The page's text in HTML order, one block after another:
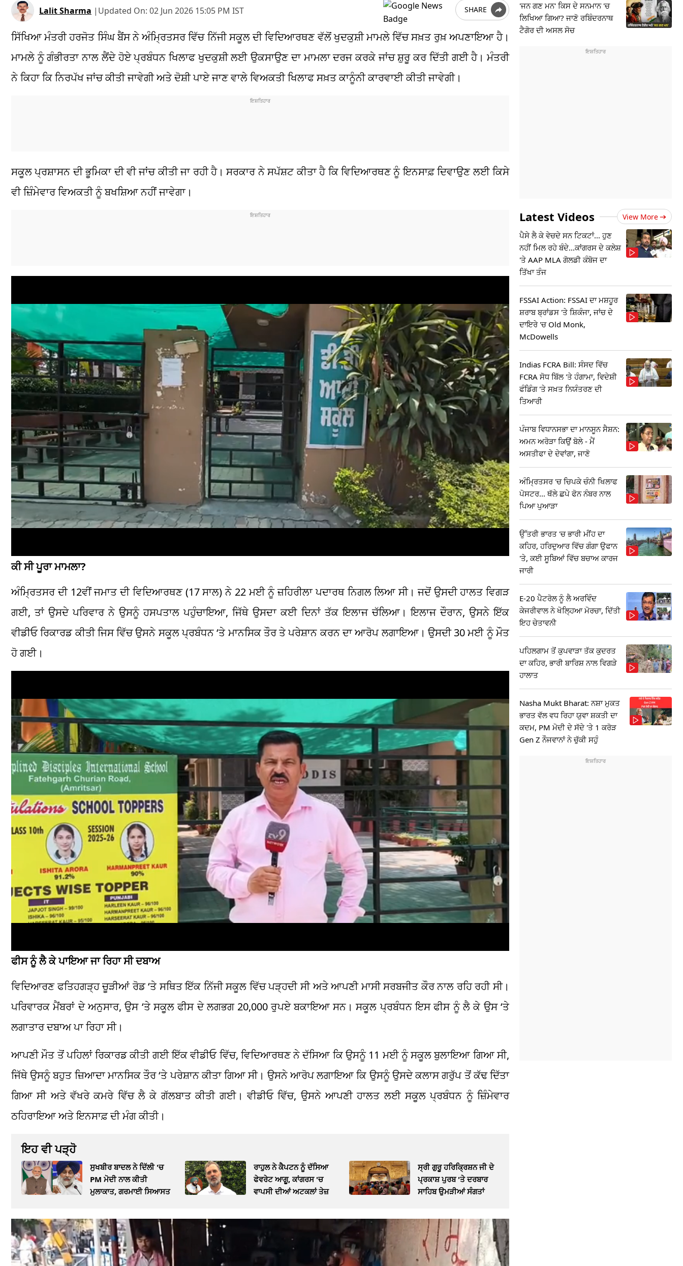
Lalit Sharma | Updated On: 02 Jun 2026 15:05 PM IST SHARE
ਸਿੱਖਿਆ ਮੰਤਰੀ ਹਰਜੋਤ ਸਿੰਘ ਬੈਂਸ ਨੇ ਅੰਮ੍ਰਿਤਸਰ ਵਿੱਚ ਨਿੱਜੀ ਸਕੂਲ ਦੀ ਵਿਦਿਆਰਥਣ ਵੱਲੋਂ ਖੁਦਕੁਸ਼ੀ ਮਾਮਲੇ ਵਿੱਚ ਸਖ਼ਤ ਰੁਖ਼ ਅਪਣਾਇਆ ਹੈ।
ਮਾਮਲੇ ਨੂੰ ਗੰਭੀਰਤਾ ਨਾਲ ਲੈਂਦੇ ਹੋਏ ਪ੍ਰਬੰਧਨ ਖਿਲਾਫ ਖੁਦਕੁਸ਼ੀ ਲਈ ਉਕਸਾਉਣ ਦਾ ਮਾਮਲਾ ਦਰਜ ਕਰਕੇ ਜਾਂਚ ਸ਼ੁਰੂ ਕਰ ਦਿੱਤੀ ਗਈ ਹੈ। ਮੰਤਰੀ
ਨੇ ਕਿਹਾ ਕਿ ਨਿਰਪੱਖ ਜਾਂਚ ਕੀਤੀ ਜਾਵੇਗੀ ਅਤੇ ਦੋਸ਼ੀ ਪਾਏ ਜਾਣ ਵਾਲੇ ਵਿਅਕਤੀ ਖਿਲਾਫ ਸਖ਼ਤ ਕਾਨੂੰਨੀ ਕਾਰਵਾਈ ਕੀਤੀ ਜਾਵੇਗੀ।
ਸਕੂਲ ਪ੍ਰਸ਼ਾਸਨ ਦੀ ਭੂਮਿਕਾ ਦੀ ਵੀ ਜਾਂਚ ਕੀਤੀ ਜਾ ਰਹੀ ਹੈ। ਸਰਕਾਰ ਨੇ ਸਪੱਸ਼ਟ ਕੀਤਾ ਹੈ ਕਿ ਵਿਦਿਆਰਥਣ ਨੂੰ ਇਨਸਾਫ਼ ਦਿਵਾਉਣ ਲਈ ਕਿਸੇ
ਵੀ ਜ਼ਿੰਮੇਵਾਰ ਵਿਅਕਤੀ ਨੂੰ ਬਖਸ਼ਿਆ ਨਹੀਂ ਜਾਵੇਗਾ।
ਕੀ ਸੀ ਪੂਰਾ ਮਾਮਲਾ?
ਅੰਮ੍ਰਿਤਸਰ ਦੀ 12ਵੀਂ ਜਮਾਤ ਦੀ ਵਿਦਿਆਰਥਣ (17 ਸਾਲ) ਨੇ 22 ਮਈ ਨੂੰ ਜ਼ਹਿਰੀਲਾ ਪਦਾਰਥ ਨਿਗਲ ਲਿਆ ਸੀ। ਜਦੋਂ ਉਸਦੀ ਹਾਲਤ ਵਿਗੜ
ਗਈ, ਤਾਂ ਉਸਦੇ ਪਰਿਵਾਰ ਨੇ ਉਸਨੂੰ ਹਸਪਤਾਲ ਪਹੁੰਚਾਇਆ, ਜਿੱਥੇ ਉਸਦਾ ਕਈ ਦਿਨਾਂ ਤੱਕ ਇਲਾਜ ਚੱਲਿਆ। ਇਲਾਜ ਦੌਰਾਨ, ਉਸਨੇ ਇੱਕ
ਵੀਡੀਓ ਰਿਕਾਰਡ ਕੀਤੀ ਜਿਸ ਵਿੱਚ ਉਸਨੇ ਸਕੂਲ ਪ੍ਰਬੰਧਨ ‘ਤੇ ਮਾਨਸਿਕ ਤੌਰ ਤੇ ਪਰੇਸ਼ਾਨ ਕਰਨ ਦਾ ਆਰੋਪ ਲਗਾਇਆ। ਉਸਦੀ 30 ਮਈ ਨੂੰ ਮੌਤ
ਹੋ ਗਈ।
ਫੀਸ ਨੂੰ ਲੈ ਕੇ ਪਾਇਆ ਜਾ ਰਿਹਾ ਸੀ ਦਬਾਅ
ਵਿਦਿਆਰਣ ਫਤਿਹਗੜ੍ਹ ਚੂੜੀਆਂ ਰੋਡ ‘ਤੇ ਸਥਿਤ ਇੱਕ ਨਿੱਜੀ ਸਕੂਲ ਵਿੱਚ ਪੜ੍ਹਦੀ ਸੀ ਅਤੇ ਆਪਣੀ ਮਾਸੀ ਸਰਬਜੀਤ ਕੌਰ ਨਾਲ ਰਹਿ ਰਹੀ ਸੀ।
ਪਰਿਵਾਰਕ ਮੈਂਬਰਾਂ ਦੇ ਅਨੁਸਾਰ, ਉਸ ‘ਤੇ ਸਕੂਲ ਫੀਸ ਦੇ ਲਗਭਗ 20,000 ਰੁਪਏ ਬਕਾਇਆ ਸਨ। ਸਕੂਲ ਪ੍ਰਬੰਧਨ ਇਸ ਫੀਸ ਨੂੰ ਲੈ ਕੇ ਉਸ ‘ਤੇ
ਲਗਾਤਾਰ ਦਬਾਅ ਪਾ ਰਿਹਾ ਸੀ।
ਆਪਣੀ ਮੌਤ ਤੋਂ ਪਹਿਲਾਂ ਰਿਕਾਰਡ ਕੀਤੀ ਗਈ ਇੱਕ ਵੀਡੀਓ ਵਿੱਚ, ਵਿਦਿਆਰਥਣ ਨੇ ਦੱਸਿਆ ਕਿ ਉਸਨੂੰ 11 ਮਈ ਨੂੰ ਸਕੂਲ ਬੁਲਾਇਆ ਗਿਆ ਸੀ,
ਜਿੱਥੇ ਉਸਨੂੰ ਬਹੁਤ ਜ਼ਿਆਦਾ ਮਾਨਸਿਕ ਤੌਰ ‘ਤੇ ਪਰੇਸ਼ਾਨ ਕੀਤਾ ਗਿਆ ਸੀ। ਉਸਨੇ ਆਰੋਪ ਲਗਾਇਆ ਕਿ ਉਸਨੂੰ ਉਸਦੇ ਕਲਾਸ ਗਰੁੱਪ ਤੋਂ ਕੱਢ ਦਿੱਤਾ
ਗਿਆ ਸੀ ਅਤੇ ਵੱਖਰੇ ਕਮਰੇ ਵਿੱਚ ਲੈ ਕੇ ਗੱਲਬਾਤ ਕੀਤੀ ਗਈ। ਵੀਡੀਓ ਵਿੱਚ, ਉਸਨੇ ਆਪਣੀ ਹਾਲਤ ਲਈ ਸਕੂਲ ਪ੍ਰਬੰਧਨ ਨੂੰ ਜ਼ਿੰਮੇਵਾਰ
ਠਹਿਰਾਇਆ ਅਤੇ ਇਨਸਾਫ਼ ਦੀ ਮੰਗ ਕੀਤੀ।
ਇਹ ਵੀ ਪੜ੍ਹੋ
ਸੁਖਬੀਰ ਬਾਦਲ ਨੇ ਦਿੱਲੀ 'ਚ
PM ਮੋਦੀ ਨਾਲ ਕੀਤੀ
ਮੁਲਾਕਾਤ, ਗਰਮਾਈ ਸਿਆਸਤ
ਰਾਹੁਲ ਨੇ ਕੈਪਟਨ ਨੂੰ ਦੱਸਿਆ
ਫੇਵਰੇਟ ਆਗੂ, ਕਾਂਗਰਸ 'ਚ
ਵਾਪਸੀ ਦੀਆਂ ਅਟਕਲਾਂ ਤੇਜ਼
ਸ੍ਰੀ ਗੁਰੂ ਹਰਿਕ੍ਰਿਸ਼ਨ ਜੀ ਦੇ
ਪ੍ਰਕਾਸ਼ ਪੁਰਬ 'ਤੇ ਦਰਬਾਰ
ਸਾਹਿਬ ਉਮੜੀਆਂ ਸੰਗਤਾਂ
'ਜਨ ਗਣ ਮਨ' ਕਿਸ ਦੇ ਸਨਮਾਨ 'ਚ
ਲਿਖਿਆ ਗਿਆ? ਜਾਣੋ ਰਬਿੰਦਰਨਾਥ
ਟੈਗੋਰ ਦੀ ਅਸਲ ਸੋਚ
Latest Videos View More
ਪੈਸੇ ਲੈ ਕੇ ਵੇਚਦੇ ਸਨ ਟਿਕਟਾਂ... ਹੁਣ
ਨਹੀਂ ਮਿਲ ਰਹੇ ਬੰਦੇ...ਕਾਂਗਰਸ ਦੇ ਕਲੇਸ਼
'ਤੇ AAP MLA ਗੋਲਡੀ ਕੰਬੋਜ ਦਾ
ਤਿੱਖਾ ਤੰਜ
FSSAI Action: FSSAI ਦਾ ਮਸ਼ਹੂਰ
ਸ਼ਰਾਬ ਬ੍ਰਾਂਡਸ 'ਤੇ ਸ਼ਿਕੰਜਾ, ਜਾਂਚ ਦੇ
ਦਾਇਰੇ 'ਚ Old Monk,
McDowells
Indias FCRA Bill: ਸੰਸਦ ਵਿੱਚ
FCRA ਸੋਧ ਬਿੱਲ 'ਤੇ ਹੰਗਾਮਾ, ਵਿਦੇਸ਼ੀ
ਫੰਡਿੰਗ 'ਤੇ ਸਖ਼ਤ ਨਿਯੰਤਰਣ ਦੀ
ਤਿਆਰੀ
ਪੰਜਾਬ ਵਿਧਾਨਸਭਾ ਦਾ ਮਾਨਸੂਨ ਸੈਸ਼ਨ:
ਅਮਨ ਅਰੋੜਾ ਕਿਉਂ ਬੋਲੇ - ਮੈਂ
ਅਸਤੀਫਾ ਦੇ ਦੇਵਾਂਗਾ, ਜਾਣੋ
ਅੰਮ੍ਰਿਤਸਰ 'ਚ ਚਿਪਕੇ ਚੰਨੀ ਖਿਲਾਫ
ਪੋਸਟਰ... ਥੱਲੇ ਛਪੇ ਫੋਨ ਨੰਬਰ ਨਾਲ
ਪਿਆ ਪੁਆੜਾ
ਉੱਤਰੀ ਭਾਰਤ 'ਚ ਭਾਰੀ ਮੀਂਹ ਦਾ
ਕਹਿਰ, ਹਰਿਦੁਆਰ ਵਿੱਚ ਗੰਗਾ ਉਫਾਨ
'ਤੇ, ਕਈ ਸੂਬਿਆਂ ਵਿੱਚ ਬਚਾਅ ਕਾਰਜ
ਜਾਰੀ
E-20 ਪੈਟਰੋਲ ਨੂੰ ਲੈ ਅਰਵਿੰਦ
ਕੇਜਰੀਵਾਲ ਨੇ ਖੋਲ੍ਹਿਆ ਮੋਰਚਾ, ਦਿੱਤੀ
ਇਹ ਚੇਤਾਵਨੀ
ਪਹਿਲਗਾਮ ਤੋਂ ਕੁਪਵਾੜਾ ਤੱਕ ਕੁਦਰਤ
ਦਾ ਕਹਿਰ, ਭਾਰੀ ਬਾਰਿਸ਼ ਨਾਲ ਵਿਗੜੇ
ਹਾਲਾਤ
Nasha Mukt Bharat: ਨਸ਼ਾ ਮੁਕਤ
ਭਾਰਤ ਵੱਲ ਵਧ ਰਿਹਾ ਯੁਵਾ ਸ਼ਕਤੀ ਦਾ
ਕਦਮ, PM ਮੋਦੀ ਦੇ ਸੱਦੇ 'ਤੇ 1 ਕਰੋੜ
Gen Z ਨੌਜਵਾਨਾਂ ਨੇ ਚੁੱਕੀ ਸਹੁੰ